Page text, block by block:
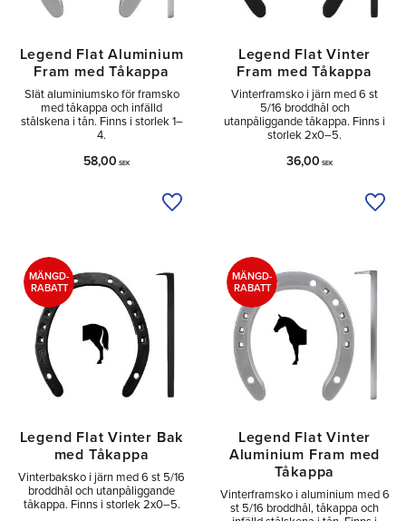
Legend Flat Aluminium
Fram med Tåkappa
Slät aluminiumsko för framsko
med tåkappa och infälld
stålskena i tån. Finns i storlek 1–
4.
58,00 SEK
Lägg till i önskelista
Legend Flat Vinter
Fram med Tåkappa
Vinterframsko i järn med 6 st
5/16 broddhål och
utanpåliggande tåkappa. Finns i
storlek 2x0–5.
36,00 SEK
Legend Flat Vinter Bak
med Tåkappa
Vinterbaksko i järn med 6 st 5/16
broddhål och utanpåliggande
tåkappa. Finns i storlek 2x0–5.
MÄNGD-
RABATT
Legend Flat Vinter
Aluminium Fram med
Tåkappa
Vinterframsko i aluminium med 6
st 5/16 broddhål, tåkappa och
MÄNGD-
RABATT